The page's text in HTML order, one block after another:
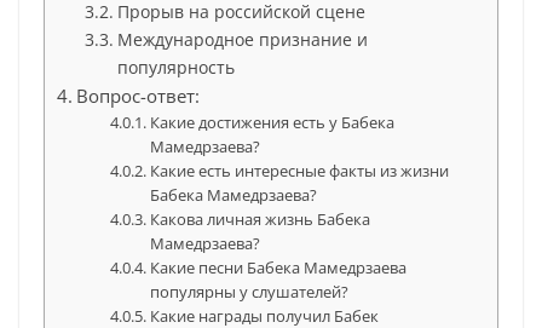
Прорыв на российской сцене
Международное признание и
популярность
Вопрос-ответ:
Какие достижения есть у Бабека
Мамедрзаева?
Какие есть интересные факты из жизни
Бабека Мамедрзаева?
Какова личная жизнь Бабека
Мамедрзаева?
Какие песни Бабека Мамедрзаева
популярны у слушателей?
Какие награды получил Бабек